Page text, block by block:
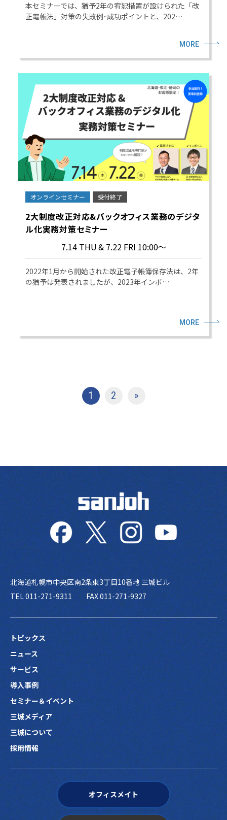
本セミナーでは、猶予2年の宥恕措置が設けられた「改
正電帳法」対策の失敗例･成功ポイントと、202…
MORE
オンラインセミナー 受付終了
2大制度改正対応&バックオフィス業務のデジタ
ル化実務対策セミナー
7.14 THU& 7.22 FRI 10:00～
2022年1月から開始された改正電子帳簿保存法は、2年
の猶予は発表されましたが、2023年インボ…
MORE
投稿ナビゲーション
1 2 »
北海道札幌市中央区南2条東3丁目10番地 三城ビル
TEL 011-271-9311
FAX 011-271-9327
トピックス
ニュース
サービス
導入事例
セミナー＆イベント
三城メディア
三城について
採用情報
オフィスメイト